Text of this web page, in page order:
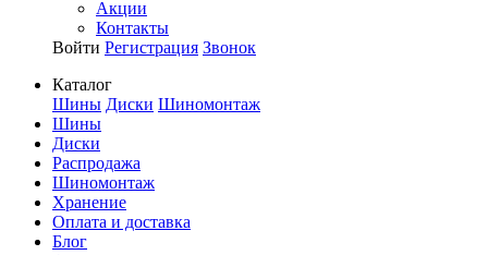
Акции
Контакты
Войти Регистрация Звонок
Каталог
Шины Диски Шиномонтаж
Шины
Диски
Распродажа
Шиномонтаж
Хранение
Оплата и доставка
Блог